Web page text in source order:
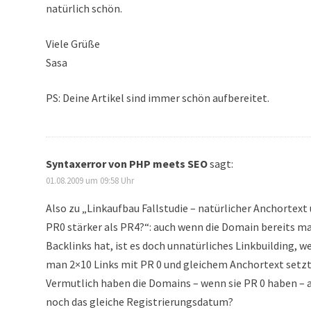
natürlich schön.
Viele Grüße
Sasa
PS: Deine Artikel sind immer schön aufbereitet.
Syntaxerror von PHP meets SEOsagt:
01.08.2009 um 09:58 Uhr
Also zu „Linkaufbau Fallstudie – natürlicher Anchortext
PR0 stärker als PR4?“: auch wenn die Domain bereits
Backlinks hat, ist es doch unnatürliches Linkbuilding,
man 2×10 Links mit PR 0 und gleichem Anchortext
Vermutlich haben die Domains – wenn sie PR 0 haben –
noch das gleiche Registrierungsdatum?